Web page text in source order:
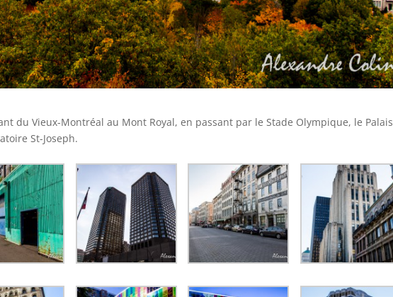
du Vieux-Montréal au Mont Royal, en passant par le Stade Olympique, le Palais
St-Joseph.